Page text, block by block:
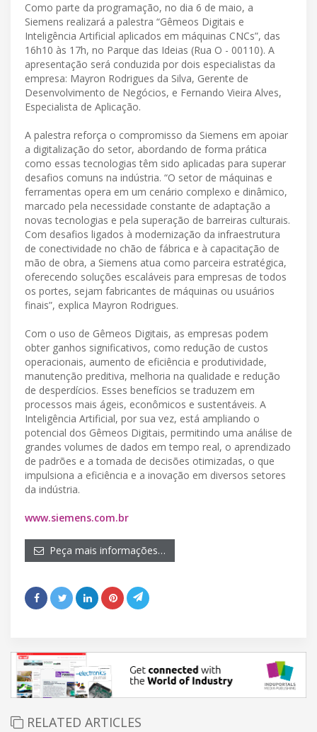
Como parte da programação, no dia 6 de maio, a
Siemens realizará a palestra “Gêmeos Digitais e
Inteligência Artificial aplicados em máquinas CNCs”, das
16h10 às 17h, no Parque das Ideias (Rua O - 00110). A
apresentação será conduzida por dois especialistas da
empresa: Mayron Rodrigues da Silva, Gerente de
Desenvolvimento de Negócios, e Fernando Vieira Alves,
Especialista de Aplicação.
A palestra reforça o compromisso da Siemens em apoiar
a digitalização do setor, abordando de forma prática
como essas tecnologias têm sido aplicadas para superar
desafios comuns na indústria. “O setor de máquinas e
ferramentas opera em um cenário complexo e dinâmico,
marcado pela necessidade constante de adaptação a
novas tecnologias e pela superação de barreiras culturais.
Com desafios ligados à modernização da infraestrutura
de conectividade no chão de fábrica e à capacitação de
mão de obra, a Siemens atua como parceira estratégica,
oferecendo soluções escaláveis para empresas de todos
os portes, sejam fabricantes de máquinas ou usuários
finais”, explica Mayron Rodrigues.
Com o uso de Gêmeos Digitais, as empresas podem
obter ganhos significativos, como redução de custos
operacionais, aumento de eficiência e produtividade,
manutenção preditiva, melhoria na qualidade e redução
de desperdícios. Esses benefícios se traduzem em
processos mais ágeis, econômicos e sustentáveis. A
Inteligência Artificial, por sua vez, está ampliando o
potencial dos Gêmeos Digitais, permitindo uma análise de
grandes volumes de dados em tempo real, o aprendizado
de padrões e a tomada de decisões otimizadas, o que
impulsiona a eficiência e a inovação em diversos setores
da indústria.
www.siemens.com.br
Peça mais informações…
RELATED ARTICLES